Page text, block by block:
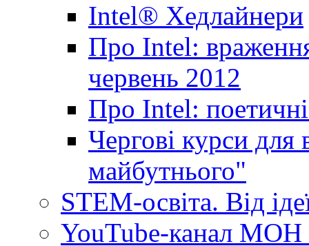
Іntel® Хедлайнери
Про Intel:
червень 2012
Про Intel:
Чергові курси
майбутнього"
STEM-освіта. Від
YouTube-канал МОН